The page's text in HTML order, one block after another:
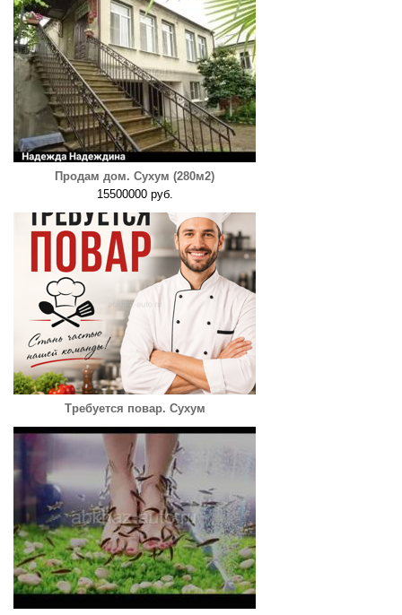
Продам дом. Сухум (280м2)
15500000 руб.
Требуется повар. Сухум